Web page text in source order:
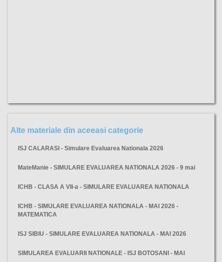
Alte materiale din aceeasi categorie
ISJ CALARASI - Simulare Evaluarea Nationala 2026
MateManie - SIMULARE EVALUAREA NATIONALA 2026 - 9 mai
ICHB - CLASA A VII-a - SIMULARE EVALUAREA NATIONALA
ICHB - SIMULARE EVALUAREA NATIONALA - MAI 2026 -
MATEMATICA
ISJ SIBIU - SIMULARE EVALUAREA NATIONALA - MAI 2026
SIMULAREA EVALUARII NATIONALE - ISJ BOTOSANI - MAI